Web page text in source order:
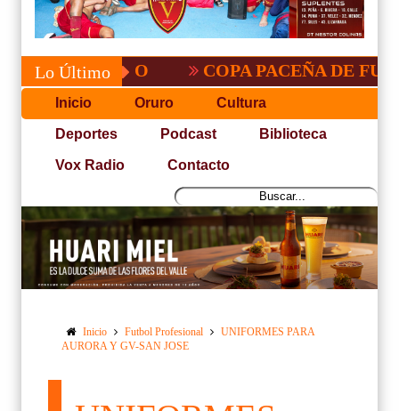
Lo Último COPA PACEÑA DE FUTBOL
Inicio Oruro Cultura
Deportes Podcast Biblioteca
Vox Radio Contacto
Inicio Futbol Profesional
UNIFORMES PARA
AURORA Y GV-SAN JOSE